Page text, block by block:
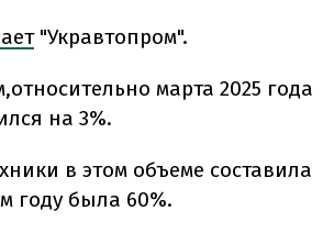
"Укравтопром".
относительно марта 2025 года
на 3%.
в этом объеме составила
году была 60%.